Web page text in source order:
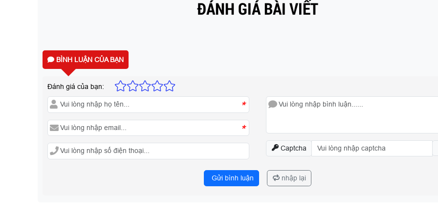
ĐÁNH GIÁ BÀI VIẾT
BÌNH LUẬN CỦA BẠN
Đánh giá của bạn:
*
*
Captcha
Gửi bình luận nhập lại